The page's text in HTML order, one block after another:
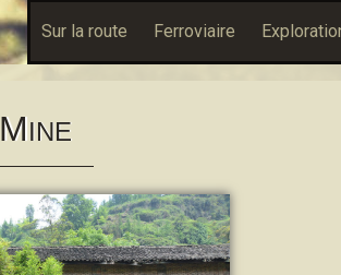
Sur la route Ferroviaire
MINE